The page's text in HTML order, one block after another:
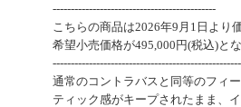
---------------------------------------------
こちらの商品は2026年9月1日より
希望小売価格が495,000円(税込)とな
通常のコントラバスと同等のフィ
ティック感がキープされたまま、